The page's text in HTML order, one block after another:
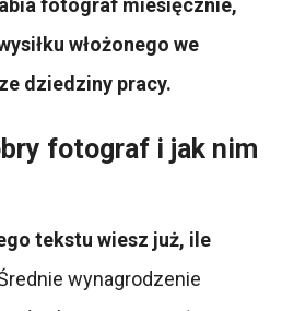
fotograf miesięcznie,
włożonego we
dziedziny pracy.
fotograf i jak nim
tekstu wiesz już, ile
wynagrodzenie